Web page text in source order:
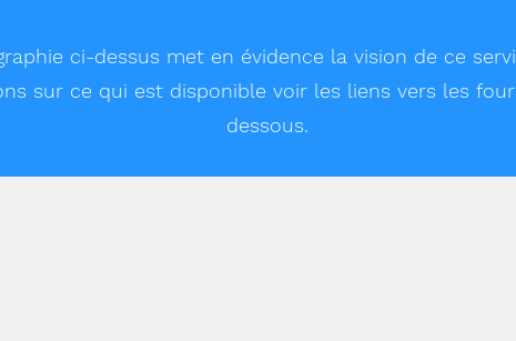
ci-dessus met en évidence la vision de ce
sur ce qui est disponible voir les liens vers les
dessous.